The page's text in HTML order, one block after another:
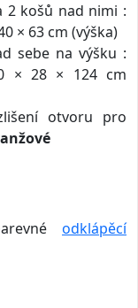
2 košů nad nimi :
× 63 cm (výška)
sebe na výšku :
× 28 × 124 cm
otvoru pro
odklápěcí